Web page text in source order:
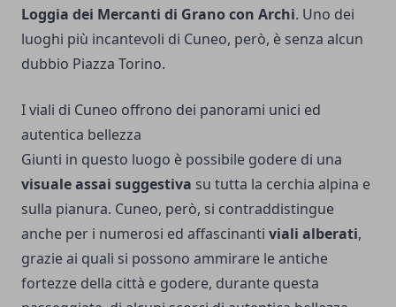
Loggia dei Mercanti di Grano con Archi. Uno dei
luoghi più incantevoli di Cuneo, però, è senza alcun
dubbio Piazza Torino.
I viali di Cuneo offrono dei panorami unici ed
autentica bellezza
Giunti in questo luogo è possibile godere di una
visuale assai suggestiva su tutta la cerchia alpina e
sulla pianura. Cuneo, però, si contraddistingue
anche per i numerosi ed affascinanti viali alberati,
grazie ai quali si possono ammirare le antiche
fortezze della città e godere, durante questa